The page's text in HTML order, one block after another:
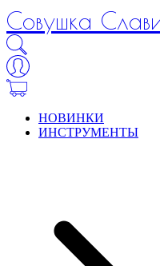
Совушка
НОВИНКИ
ИНСТРУМЕНТЫ